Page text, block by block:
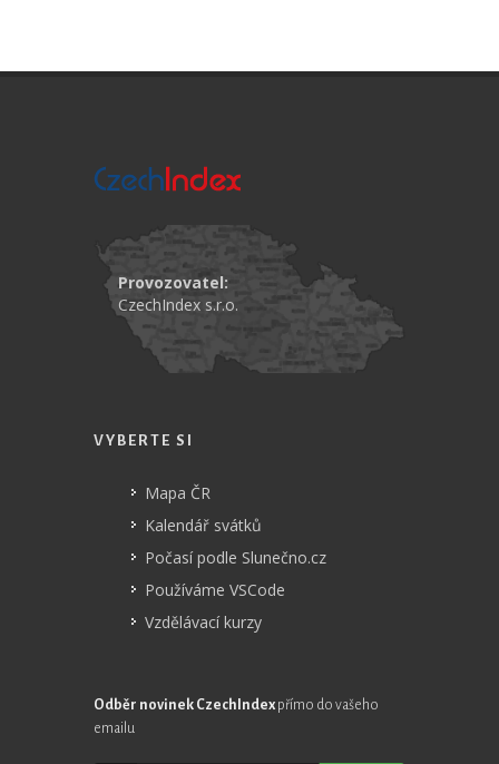
Provozovatel:
CzechIndex s.r.o.
VYBERTE SI
Mapa ČR
Kalendář svátků
Počasí podle Slunečno.cz
Používáme VSCode
Vzdělávací kurzy
Odběr novinek CzechIndex přímo do vašeho
emailu